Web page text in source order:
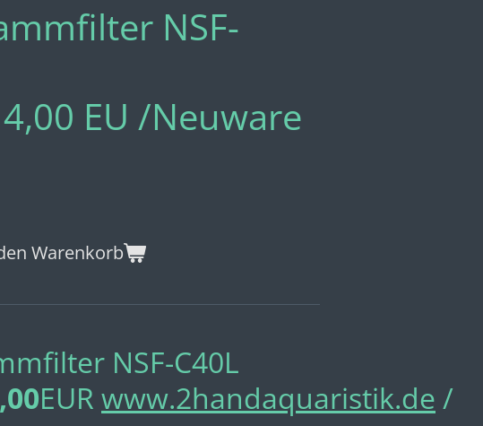
NSF-
EU /Neuware
Warenkorb
NSF-C40L
,00EUR www.2handaquaristik.de /